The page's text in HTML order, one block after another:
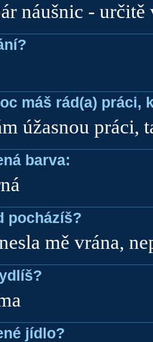
náušnic - určitě
máš rád(a) práci,
úžasnou práci,
barva:
pocházíš?
mě vrána,
jídlo?